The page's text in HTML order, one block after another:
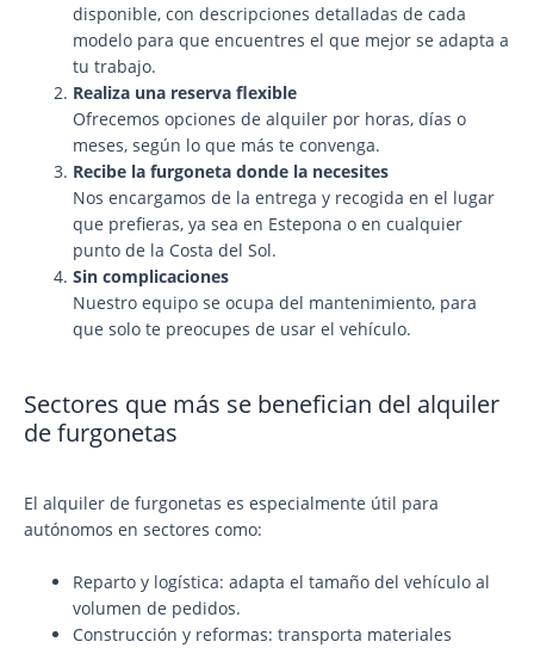
disponible, con descripciones detalladas de cada
modelo para que encuentres el que mejor se adapta a
tu trabajo.
Realiza una reserva flexible
Ofrecemos opciones de alquiler por horas, días o
meses, según lo que más te convenga.
Recibe la furgoneta donde la necesites
Nos encargamos de la entrega y recogida en el lugar
que prefieras, ya sea en Estepona o en cualquier
punto de la Costa del Sol.
Sin complicaciones
Nuestro equipo se ocupa del mantenimiento, para
que solo te preocupes de usar el vehículo.
Sectores que más se benefician del alquiler
de furgonetas
El alquiler de furgonetas es especialmente útil para
autónomos en sectores como:
Reparto y logística: adapta el tamaño del vehículo al
volumen de pedidos.
Construcción y reformas: transporta materiales